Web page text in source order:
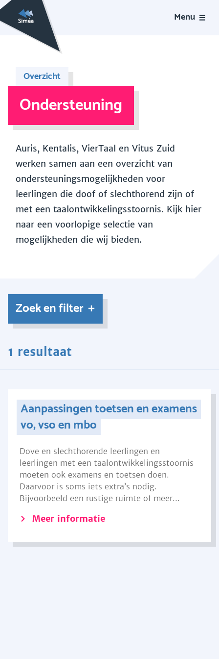
Menu
Overzicht
Ondersteuning
Auris, Kentalis, VierTaal en Vitus Zuid
werken samen aan een overzicht van
ondersteuningsmogelijkheden voor
leerlingen die doof of slechthorend zijn of
met een taalontwikkelingsstoornis. Kijk hier
naar een voorlopige selectie van
mogelijkheden die wij bieden.
Zoek en filter
1 resultaat
Aanpassingen toetsen en examens
vo, vso en mbo
Dove en slechthorende leerlingen en
leerlingen met een taalontwikkelingsstoornis
moeten ook examens en toetsen doen.
Daarvoor is soms iets extra’s nodig.
Bijvoorbeeld een rustige ruimte of meer...
Meer informatie